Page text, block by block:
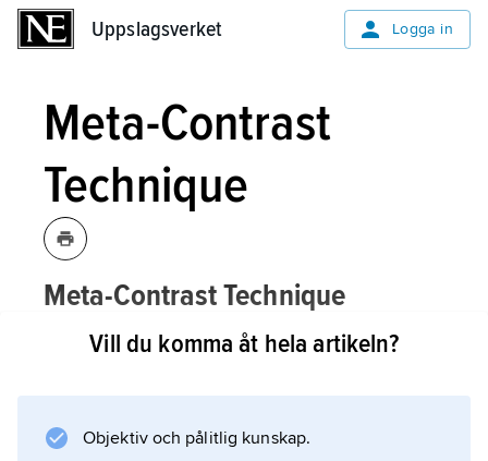
Uppslagsverket Logga in
Meta-Contrast
Technique
Meta-Contrast Technique
[meʹtəkɔʹntrɑ:st tekni:ʹk] ,MCT, ett
Om andra stimulus i ett stimuluspar är en bild
Vill du komma åt hela artikeln?
Objektiv och pålitlig kunskap.